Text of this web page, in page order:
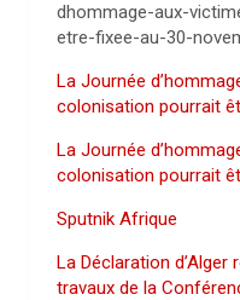
dhommage-aux-
etre-fixee-au-30-
La Journée
colonisation pourrait
La Journée
colonisation pourrait
Sputnik Afrique
La Déclaration d’Alger
travaux de la